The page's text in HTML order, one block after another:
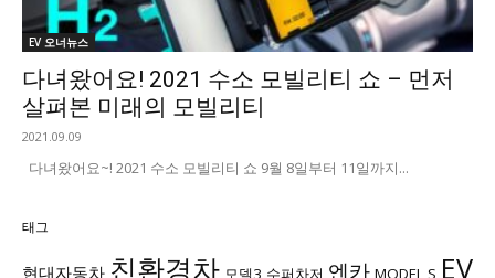
EV 오너뉴스
다녀왔어요! 2021 수소 모빌리티 쇼 – 먼저
살펴본 미래의 모빌리티
2021.09.09
다녀왔어요~! 2021 수소 모빌리티 쇼 9월 8일부터 11일까지...
태그
현대자동차 친환경차 모델3 수퍼차저 엔카 MODEL S EV